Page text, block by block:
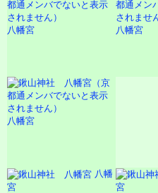
八幡宮 八幡宮
八幡宮
八幡
宮
宮